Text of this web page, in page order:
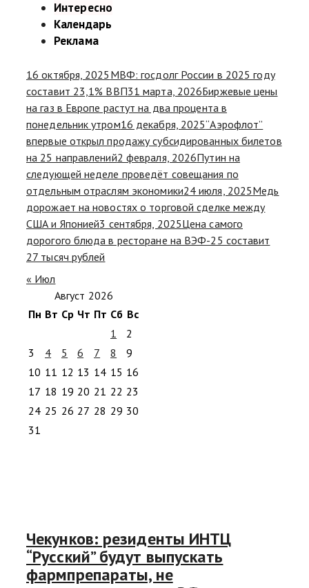
Интересно
Календарь
Реклама
16 октября, 2025 МВФ: госдолг России в 2025 году
составит 23,1% ВВП31 марта, 2026Биржевые цены
на газ в Европе растут на два процента в
понедельник утром16 декабря, 2025“Аэрофлот”
впервые открыл продажу субсидированных билетов
на 25 направлений2 февраля, 2026Путин на
следующей неделе проведёт совещания по
отдельным отраслям экономики24 июля, 2025Медь
дорожает на новостях о торговой сделке между
США и Японией3 сентября, 2025Цена самого
дорогого блюда в ресторане на ВЭФ-25 составит
27 тысяч рублей
« Июл
Август 2026
Пн Вт Ср Чт Пт Сб Вс
1
2
3
4 5 6 7 8
9
10 11 12 13 14 15 16
17 18 19 20 21 22 23
24 25 26 27 28 29 30
31
Чекунков: резиденты ИНТЦ
“Русский” будут выпускать
фармпрепараты, не